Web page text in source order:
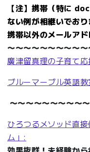
【注】携帯（特に
ない例が相継いでお
携帯以外のメールアド
〜〜〜〜〜〜〜〜〜〜
廣津留真理の子育て
ブルーマーブル英語
〜〜〜〜〜〜〜〜〜
ひろつるメソッド直
ム」: